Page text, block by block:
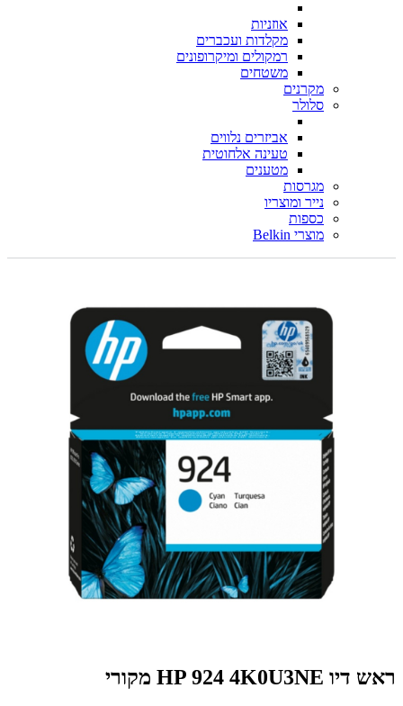
אוזניות
מקלדות ועכברים
רמקולים ומיקרופונים
משטחים
מקרנים
סלולר
אביזרים נלווים
טעינה אלחוטית
מטענים
מגרסות
נייר ומוצריו
כספות
מוצרי Belkin
ראש דיו HP 924 4K0U3NE מקורי